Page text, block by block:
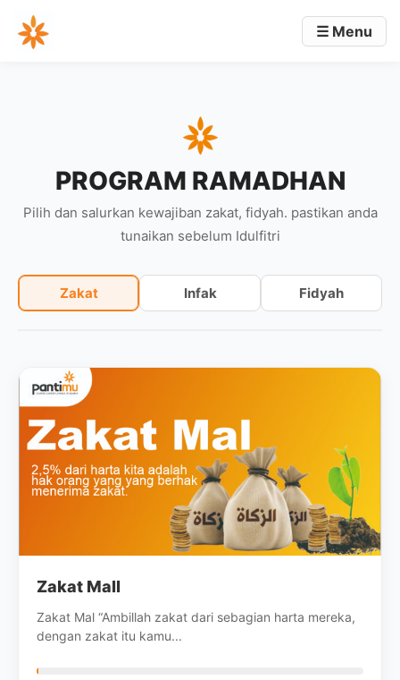
☰ Menu
PROGRAM RAMADHAN
Pilih dan salurkan kewajiban zakat, fidyah. pastikan anda
tunaikan sebelum Idulfitri
Zakat Infak Fidyah
Zakat Mall
Zakat Mal “Ambillah zakat dari sebagian harta mereka,
dengan zakat itu kamu...